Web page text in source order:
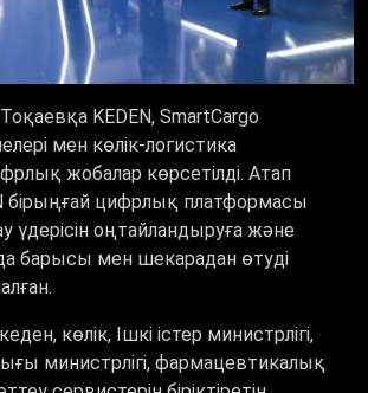
KEDEN, SmartCargo
мен көлік-логистика
жобалар көрсетілді. Атап
бірыңғай цифрлық платформасы
үдерісін оңтайландыруға және
барысы мен шекарадан өтуді
көлік, Ішкі істер министрлігі,
министрлігі, фармацевтикалық